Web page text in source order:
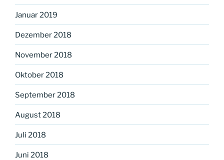
Januar 2019
Dezember 2018
November 2018
Oktober 2018
September 2018
August 2018
Juli 2018
Juni 2018